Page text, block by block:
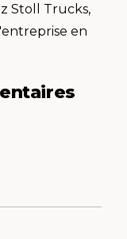
Stoll Trucks,
en